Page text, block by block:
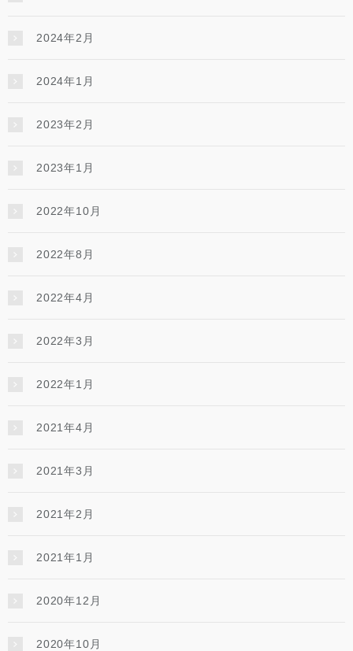
2024年2月
2024年1月
2023年2月
2023年1月
2022年10月
2022年8月
2022年4月
2022年3月
2022年1月
2021年4月
2021年3月
2021年2月
2021年1月
2020年12月
2020年10月